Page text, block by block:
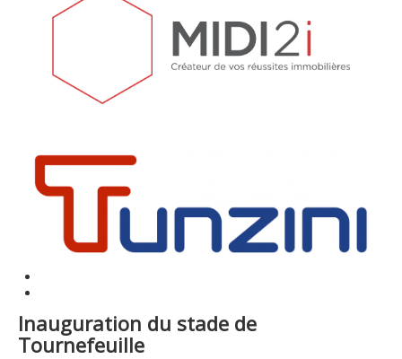
Inauguration du stade de
Tournefeuille